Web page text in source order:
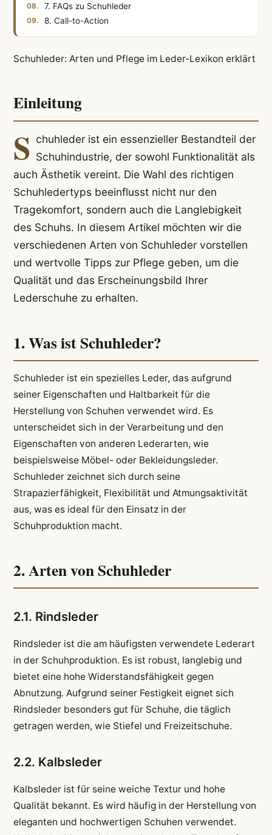
7. FAQs zu Schuhleder
8. Call-to-Action
Schuhleder: Arten und Pflege im Leder-Lexikon erklärt
Einleitung
S chuhleder ist ein essenzieller Bestandteil der
Schuhindustrie, der sowohl Funktionalität als
auch Ästhetik vereint. Die Wahl des richtigen
Schuhledertyps beeinflusst nicht nur den
Tragekomfort, sondern auch die Langlebigkeit
des Schuhs. In diesem Artikel möchten wir die
verschiedenen Arten von Schuhleder vorstellen
und wertvolle Tipps zur Pflege geben, um die
Qualität und das Erscheinungsbild Ihrer
Lederschuhe zu erhalten.
1. Was ist Schuhleder?
Schuhleder ist ein spezielles Leder, das aufgrund
seiner Eigenschaften und Haltbarkeit für die
Herstellung von Schuhen verwendet wird. Es
unterscheidet sich in der Verarbeitung und den
Eigenschaften von anderen Lederarten, wie
beispielsweise Möbel- oder Bekleidungsleder.
Schuhleder zeichnet sich durch seine
Strapazierfähigkeit, Flexibilität und Atmungsaktivität
aus, was es ideal für den Einsatz in der
Schuhproduktion macht.
2. Arten von Schuhleder
2.1. Rindsleder
Rindsleder ist die am häufigsten verwendete Lederart
in der Schuhproduktion. Es ist robust, langlebig und
bietet eine hohe Widerstandsfähigkeit gegen
Abnutzung. Aufgrund seiner Festigkeit eignet sich
Rindsleder besonders gut für Schuhe, die täglich
getragen werden, wie Stiefel und Freizeitschuhe.
2.2. Kalbsleder
Kalbsleder ist für seine weiche Textur und hohe
Qualität bekannt. Es wird häufig in der Herstellung von
eleganten und hochwertigen Schuhen verwendet.